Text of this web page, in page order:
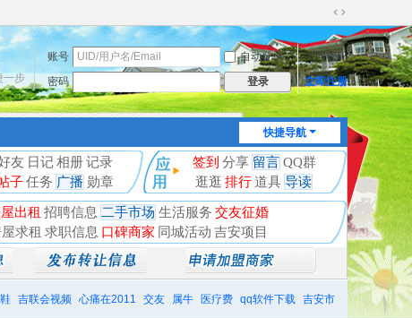
切
换
到
宽
版
账号 自动登录
找回密码
密码
登录 立即注册
一步
快捷导航
友 日记相册记录
子任务 广播 勋章
签到 分享 留言 QQ群
逛逛 排行道具 导读
出租 招聘信息 二手市场 生活服务 交友征婚
屋求租 求职信息 口碑商家 同城活动 吉安项目
吉联会视频 心痛在2011 交友 属牛 医疗费 qq软件下载 吉安市